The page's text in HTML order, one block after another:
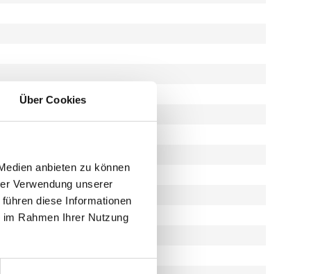
Über Cookies
anbieten zu können
Verwendung unserer
diese Informationen
Rahmen Ihrer Nutzung